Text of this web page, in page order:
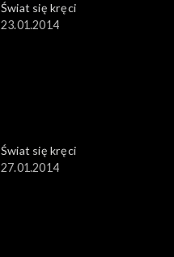
Świat się kręci
23.01.2014
Świat się kręci
27.01.2014